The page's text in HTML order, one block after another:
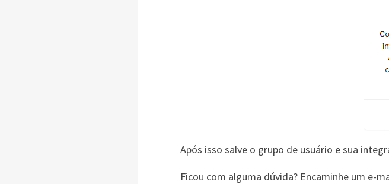
Após isso salve o grupo de usuário e sua
Ficou com alguma dúvida? Encaminhe um e-